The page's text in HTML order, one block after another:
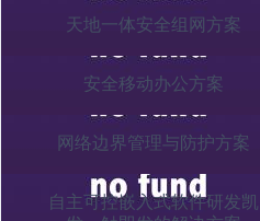
天地一体安全组网方案
安全移动办公方案
网络边界管理与防护方案
自主可控嵌入式软件研发凯